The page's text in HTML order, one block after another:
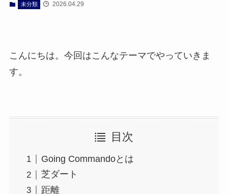
未分類 2026.04.29
こんにちは。今回はこんなテーマでやっていきま
す。
目次
Going Commandoとは
芝ダート
距離